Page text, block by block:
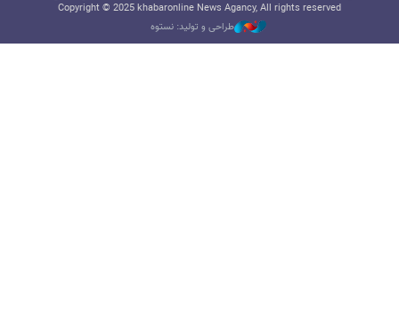
Copyright © 2025 khabaronline News Agancy, All rights reserved
طراحی و تولید: نستوه